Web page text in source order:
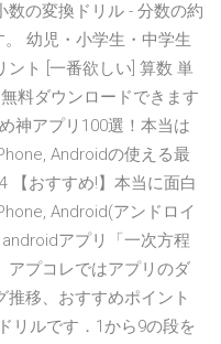
数の変換ドリル - 分数の約
幼児・小学生・中学生
ト [一番欲しい] 算数 単
料ダウンロードできます
神アプリ100選！本当は
Androidの使える最
【おすすめ!】本当に面白
Android(アンドロイ
アプリ「一次方程
アプコレではアプリのダ
移、おすすめポイント
リルです．1から9の段を